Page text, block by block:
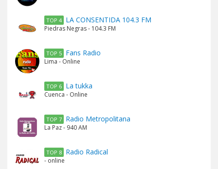
TOP 4 LA CONSENTIDA 104.3 FM
Piedras Negras - 104.3 FM
TOP 5 Fans Radio
Lima - Online
TOP 6 La tukka
Cuenca - Online
TOP 7 Radio Metropolitana
La Paz - 940 AM
TOP 8 Radio Radical
- online